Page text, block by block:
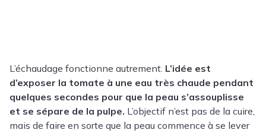
L’échaudage fonctionne autrement. L’idée est
d’exposer la tomate à une eau très chaude pendant
quelques secondes pour que la peau s’assouplisse
et se sépare de la pulpe. L’objectif n’est pas de la cuire,
mais de faire en sorte que la peau commence à se lever